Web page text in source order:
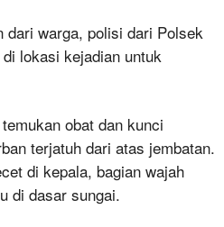
dari warga, polisi dari Polsek
lokasi kejadian untuk
obat dan kunci
terjatuh dari atas jembatan.
di kepala, bagian wajah
di dasar sungai.